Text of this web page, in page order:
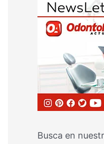
Busca en